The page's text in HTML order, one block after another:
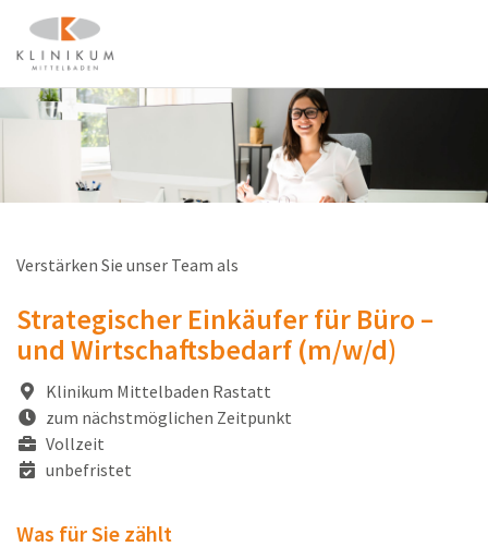
Strategischer Einkäufer für Büro –
und Wirtschaftsbedarf (m/w/d)
Klinikum Mittelbaden Rastatt
zum nächstmöglichen Zeitpunkt
Vollzeit
unbefristet
Verstärken Sie unser Team als
Was für Sie zählt